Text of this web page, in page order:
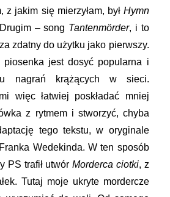
z jakim się mierzyłam, był Hymn
– song Tantenmörder, i to
zdatny do użytku jako pierwszy.
piosenka jest dosyć popularna i
nagrań krążących w sieci.
więc łatwiej poskładać mniej
z rytmem i stworzyć, chyba
tego tekstu, w oryginale
Wedekinda. W ten sposób
PS trafił utwórMorderca ciotki, z
Tutaj moje ukryte mordercze